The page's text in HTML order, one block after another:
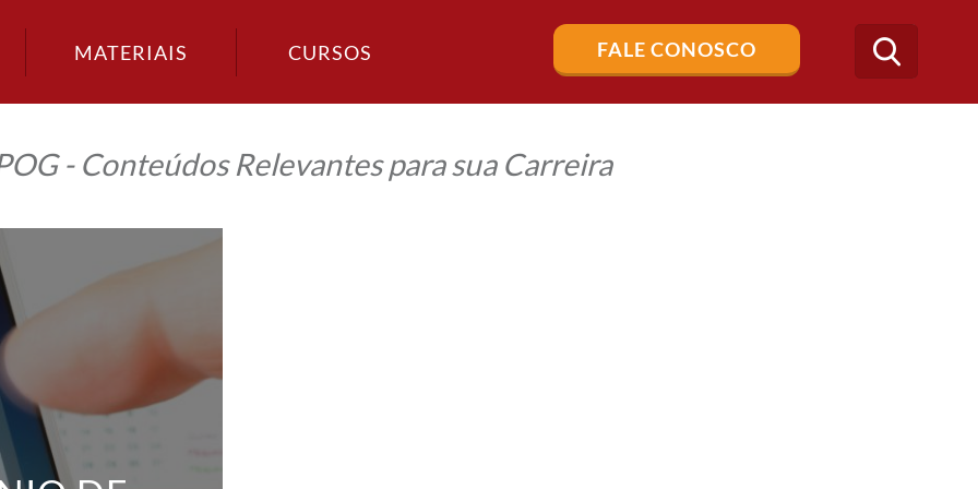
MATERIAIS CURSOS FALE CONOSCO
Buscar
no
blog
- Conteúdos Relevantes para sua Carreira